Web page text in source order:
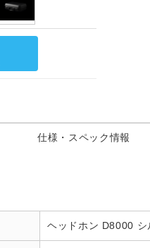
仕様・スペック情報
ヘッドホン D8000 シ